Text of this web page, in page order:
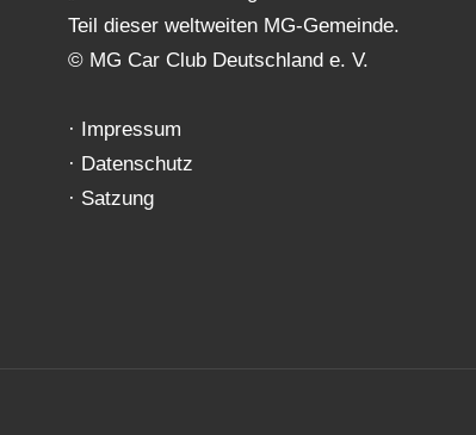
Teil dieser weltweiten MG-Gemeinde.
© MG Car Club Deutschland e. V.
· Impressum
· Datenschutz
· Satzung